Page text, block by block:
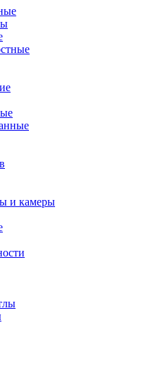
и камеры